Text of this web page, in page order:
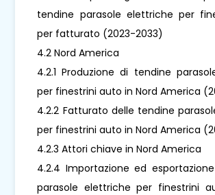
tendine parasole elettriche per
per fatturato (2023-2033)
4.2 Nord America
4.2.1 Produzione di tendine
per finestrini auto in Nord America
4.2.2 Fatturato delle tendine
per finestrini auto in Nord America
4.2.3 Attori chiave in Nord America
4.2.4 Importazione ed
parasole elettriche per finestrini